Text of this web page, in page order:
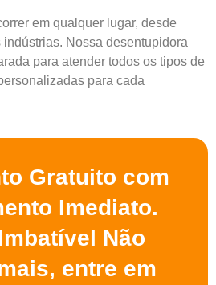
em qualquer lugar, desde
Nossa desentupidora
para atender todos os tipos de
para cada
Gratuito com
Imediato.
Não
entre em